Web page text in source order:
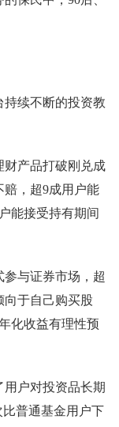
续不断的投资教
财产品打破刚兑成
赔，超9成用户能
能接受持有期间
与证券市场，超
向于自己购买股
化收益有理性预
户对投资品长期
普通基金用户下